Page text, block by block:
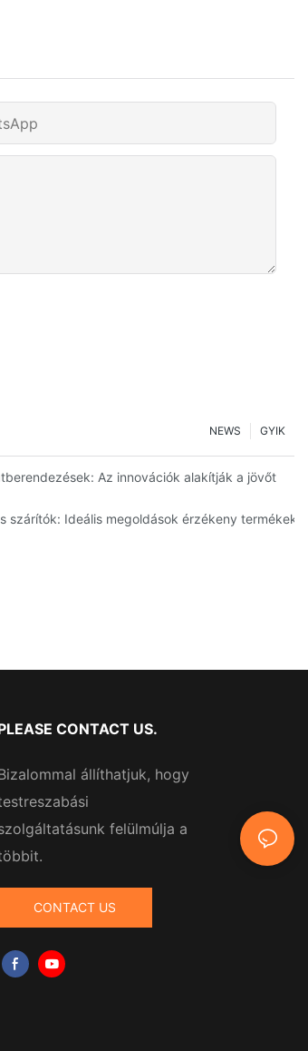
GYIK
NEWS
Az innovációk alakítják a jövőt
szárítók: Ideális megoldások érzékeny
CONTACT US.
állíthatjuk, hogy
felülmúlja a
CONTACT US